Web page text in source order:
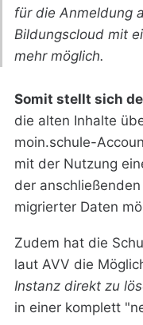
für die Anmeldung
Bildungscloud mit
mehr möglich.
Somit stellt sich
die alten Inhalte
moin.schule-
mit der Nutzung
der
migrierter Daten
Zudem hat die
laut AVV die
Instanz direkt zu
in einer komplett